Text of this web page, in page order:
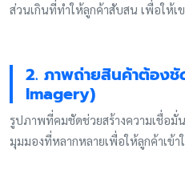
ส่วนเกินที่ทำให้ลูกค้าสับสน เพื่อให้เ
2. ภาพถ่ายสินค้าต้อง
Imagery)
รูปภาพที่คมชัดช่วยสร้างความเชื่อมั่
มุมมองที่หลากหลายเพื่อให้ลูกค้าเข้า